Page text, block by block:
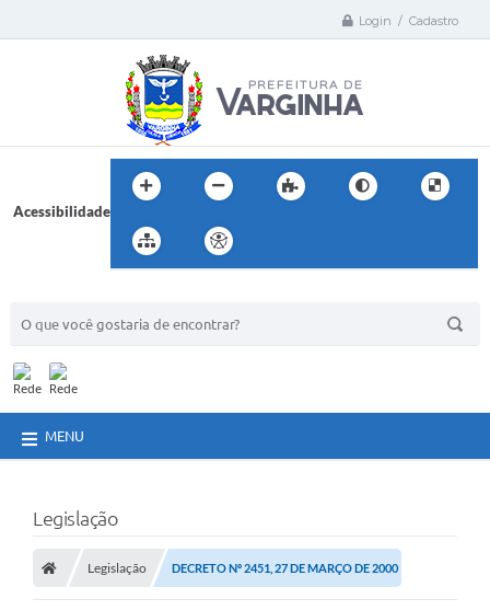
Login / Cadastro
Acessibilidade
MENU
Legislação
Legislação DECRETO Nº 2451, 27 DE MARÇO DE 2000